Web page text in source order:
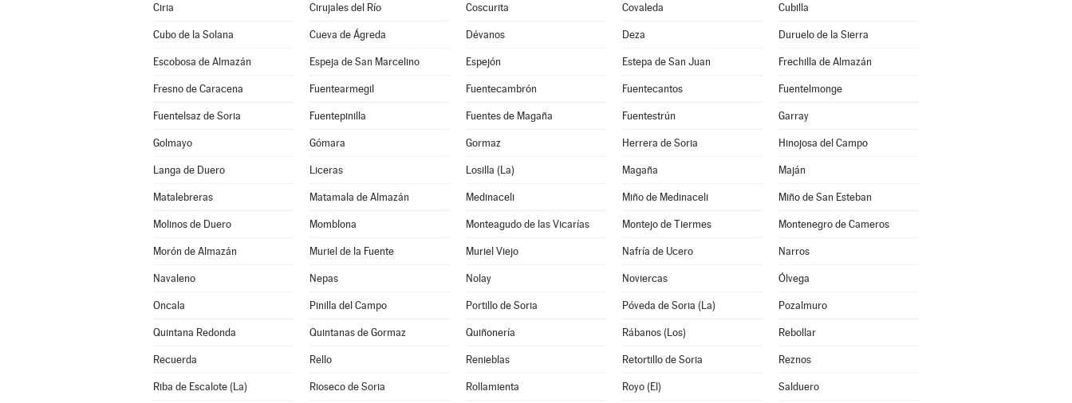
Ciria Cirujales del Río Coscurita Covaleda Cubilla
Cubo de la Solana Cueva de Ágreda Dévanos Deza Duruelo de la Sierra
Escobosa de Almazán Espeja de San Marcelino Espejón Estepa de San Juan Frechilla de Almazán
Fresno de Caracena Fuentearmegil Fuentecambrón Fuentecantos Fuentelmonge
Fuentelsaz de Soria Fuentepinilla Fuentes de Magaña Fuentestrún Garray
Golmayo Gómara Gormaz Herrera de Soria Hinojosa del Campo
Langa de Duero Liceras Losilla (La) Magaña Maján
Matalebreras Matamala de Almazán Medinaceli Miño de Medinaceli Miño de San Esteban
Molinos de Duero Momblona Monteagudo de las Vicarías Montejo de Tiermes Montenegro de Cameros
Morón de Almazán Muriel de la Fuente Muriel Viejo Nafría de Ucero Narros
Navaleno Nepas Nolay Noviercas Ólvega
Oncala Pinilla del Campo Portillo de Soria Póveda de Soria (La) Pozalmuro
Quintana Redonda Quintanas de Gormaz Quiñonería Rábanos (Los) Rebollar
Recuerda Rello Renieblas Retortillo de Soria Reznos
Riba de Escalote (La) Rioseco de Soria Rollamienta Royo (El) Salduero